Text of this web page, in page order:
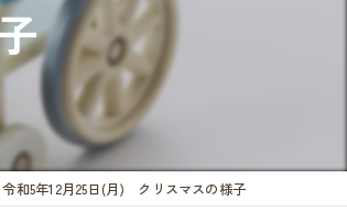
令和5年12月25日(月) クリスマスの様子